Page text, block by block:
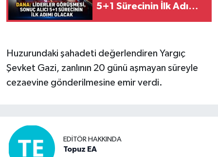
5+1 Sürecinin İlk Adımı
Huzurundaki şahadeti değerlendiren Yargıç
Şevket Gazi, zanlının 20 günü aşmayan süreyle
cezaevine gönderilmesine emir verdi.
EDITÖR HAKKINDA
Topuz EA